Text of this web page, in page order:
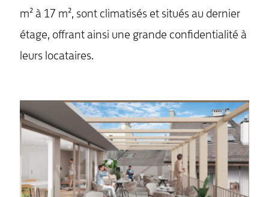
m² à 17 m², sont climatisés et situés au dernier
étage, offrant ainsi une grande confidentialité à
leurs locataires.